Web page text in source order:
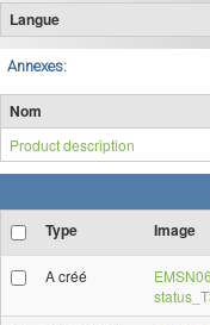
Langue
Annexes:
Nom
Product description
Type Image
A créé